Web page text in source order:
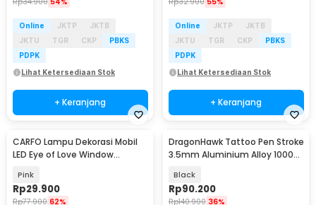
Online JKTP
JKTB
JKTU
TGR CKP
PBKS
PDPK
Lihat Ketersediaan Stok
+ Keranjang
Online JKTP
JKTB
JKTU
TGR CKP
PBKS
PDPK
Lihat Ketersediaan Stok
+ Keranjang
CARFO Lampu Dekorasi Mobil
LED Eye of Love Window
Pink
Rp29.900
Rp77.900 62%
DragonHawk Tattoo Pen Stroke
3.5mm Aluminium Alloy 10000
Black
Rp90.200
Rp140.900 36%